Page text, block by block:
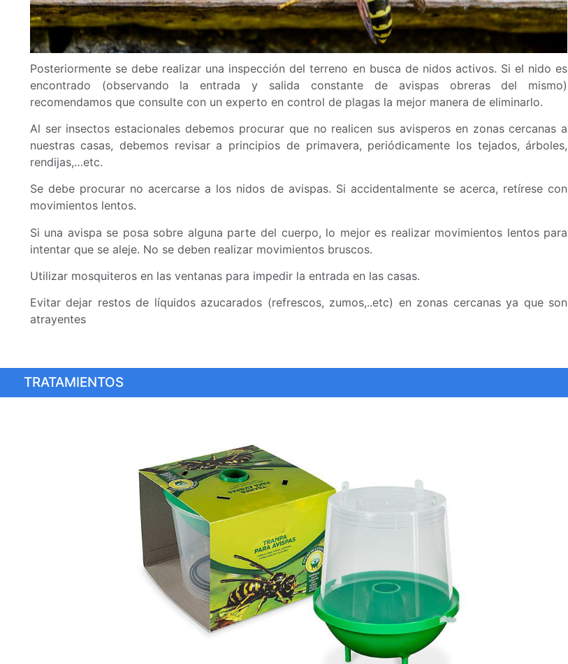
Posteriormente se debe realizar una inspección del terreno en busca de nidos activos. Si el nido es
encontrado (observando la entrada y salida constante de avispas obreras del mismo)
recomendamos que consulte con un experto en control de plagas la mejor manera de eliminarlo.
Al ser insectos estacionales debemos procurar que no realicen sus avisperos en zonas cercanas a
nuestras casas, debemos revisar a principios de primavera, periódicamente los tejados, árboles,
rendijas,…etc.
Se debe procurar no acercarse a los nidos de avispas. Si accidentalmente se acerca, retírese con
movimientos lentos.
Si una avispa se posa sobre alguna parte del cuerpo, lo mejor es realizar movimientos lentos para
intentar que se aleje. No se deben realizar movimientos bruscos.
Utilizar mosquiteros en las ventanas para impedir la entrada en las casas.
Evitar dejar restos de líquidos azucarados (refrescos, zumos,..etc) en zonas cercanas ya que son
atrayentes
TRATAMIENTOS